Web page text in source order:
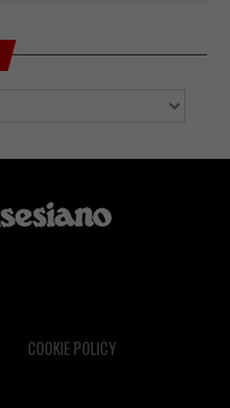
COOKIE POLICY